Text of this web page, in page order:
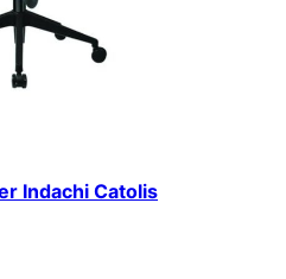
Indachi Catolis